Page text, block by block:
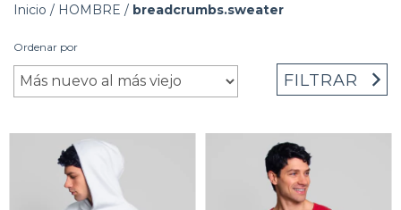
Inicio / HOMBRE / breadcrumbs.sweater
Ordenar por
FILTRAR